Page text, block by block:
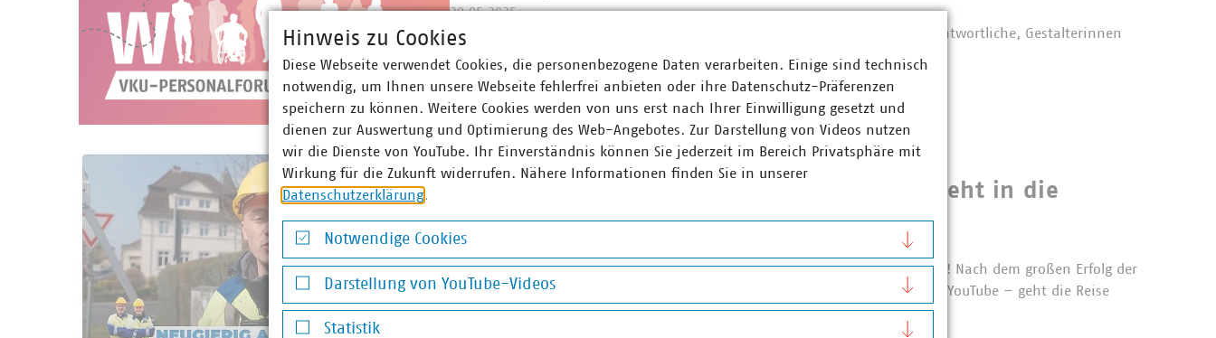
20.05.2025
Am 6. und 7. Mai 2025 war Düsseldorf Treffpunkt für über 100 Personalverantwortliche, Gestalterinnen
Staffelstart mit Tiefgang: KOMMUNAL KANN geht in die
zweite Runde!
30.04.2025
Heute ist es so weit: Vorhang auf für die zweite Staffel von KOMMUNAL KANN! Nach dem großen Erfolg der
Berufsvideos mit Praktikant Marvin Wildhage – fast 1,5 Millionen Views auf YouTube – geht die Reise
weiter: mit neuen Berufen, spannenden…
Hinweis zu Cookies
Diese Webseite verwendet Cookies, die personenbezogene Daten verarbeiten. Einige sind technisch
notwendig, um Ihnen unsere Webseite fehlerfrei anbieten oder ihre Datenschutz-Präferenzen
speichern zu können. Weitere Cookies werden von uns erst nach Ihrer Einwilligung gesetzt und
dienen zur Auswertung und Optimierung des Web-Angebotes. Zur Darstellung von Videos nutzen
wir die Dienste von YouTube. Ihr Einverständnis können Sie jederzeit im Bereich Privatsphäre mit
Wirkung für die Zukunft widerrufen. Nähere Informationen finden Sie in unserer
Datenschutzerklärung.
Notwendige Cookies
Notwendige Cookies
Darstellung von YouTube-Videos
Darstellung von YouTube-Videos
Statistik